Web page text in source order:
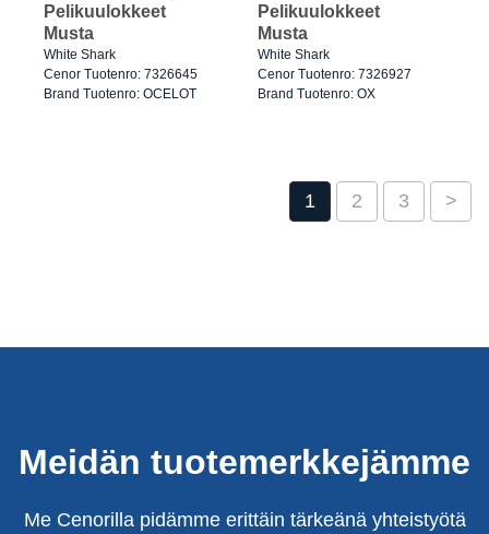
Pelikuulokkeet
Musta
White Shark
Cenor Tuotenro: 7326645
Brand Tuotenro: OCELOT
Pelikuulokkeet
Musta
White Shark
Cenor Tuotenro: 7326927
Brand Tuotenro: OX
1 2 3 >
Meidän tuotemerkkejämme
Me Cenorilla pidämme erittäin tärkeänä yhteistyötä